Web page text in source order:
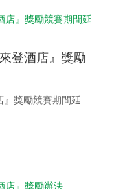
登酒店』獎勵